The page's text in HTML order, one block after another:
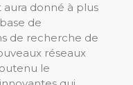
donné à plus
de
de recherche de
réseaux
le